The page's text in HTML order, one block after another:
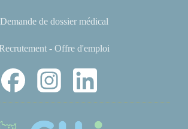
Demande de dossier médical
- Offre d'emploi